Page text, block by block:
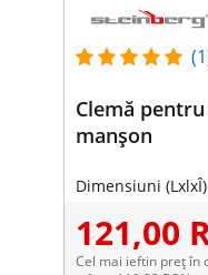
Clemă
manșon
Dimensiuni (LxlxÎ)
121,00
Cel mai ieftin preț în